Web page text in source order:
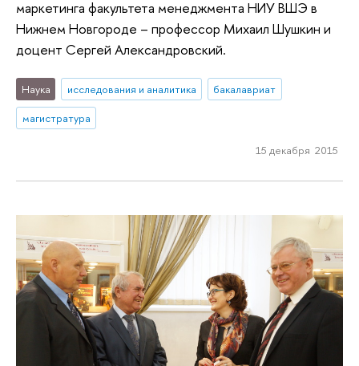
маркетинга факультета менеджмента НИУ ВШЭ в
Нижнем Новгороде – профессор Михаил Шушкин и
доцент Сергей Александровский.
Наука исследования и аналитика
бакалавриат
магистратура
15 декабря 2015